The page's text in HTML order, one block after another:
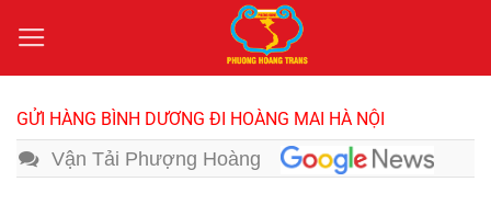
qua
nội
dung
GỬI HÀNG BÌNH DƯƠNG ĐI HOÀNG MAI HÀ NỘI
Vận Tải Phượng Hoàng